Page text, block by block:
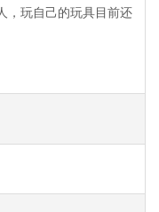
，玩自己的玩具目前还